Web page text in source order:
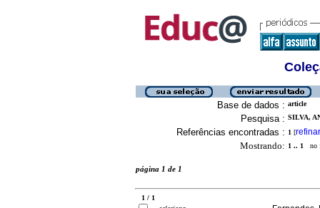
Base de dados : article
Pesquisa : SILVA,
Referências encontradas : 1 [refinar
Mostrando: 1 .. 1 no
página 1 de 1
1 / 1